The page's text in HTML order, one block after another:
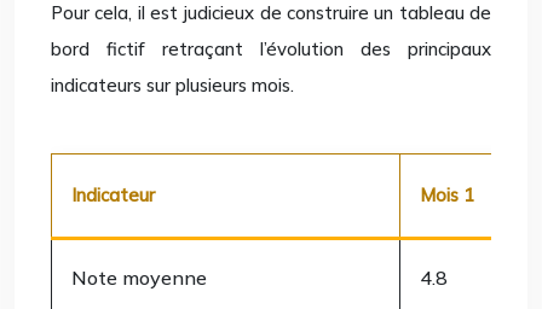
Pour cela, il est judicieux de construire un tableau de
bord fictif retraçant l’évolution des principaux
indicateurs sur plusieurs mois.
Indicateur Mois 1
Note moyenne 4.8